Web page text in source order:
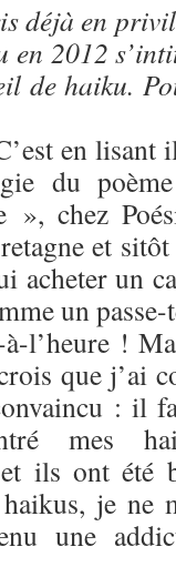
déjà en
2012
de haiku.
en
du
chez
et
acheter un
un
l’heure !
que j’ai
: il
mes
ils ont été
je ne
une